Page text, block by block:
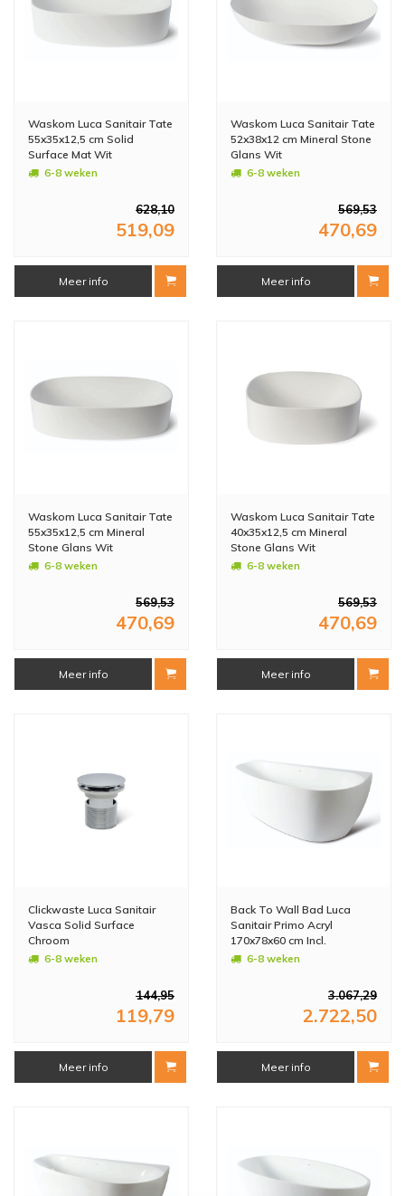
Waskom Luca Sanitair Tate
55x35x12,5 cm Solid
Surface Mat Wit
6-8 weken
628,10
519,09
Meer info
Waskom Luca Sanitair Tate
52x38x12 cm Mineral Stone
Glans Wit
6-8 weken
569,53
470,69
Meer info
Waskom Luca Sanitair Tate
55x35x12,5 cm Mineral
Stone Glans Wit
6-8 weken
569,53
470,69
Meer info
Waskom Luca Sanitair Tate
40x35x12,5 cm Mineral
Stone Glans Wit
6-8 weken
569,53
470,69
Meer info
Clickwaste Luca Sanitair
Vasca Solid Surface
Chroom
6-8 weken
144,95
119,79
Meer info
Back To Wall Bad Luca
Sanitair Primo Acryl
170x78x60 cm Incl.
Afvoerset Mat Wit
6-8 weken
3.067,29
2.722,50
Meer info